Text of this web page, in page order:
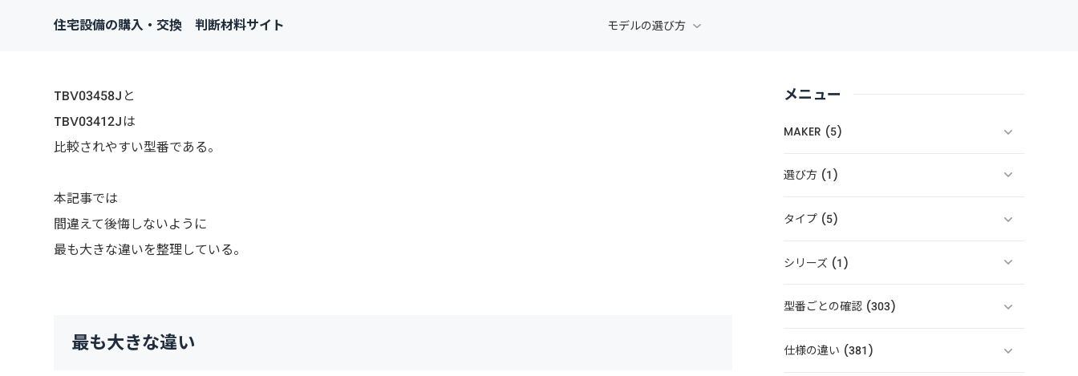
住宅設備の購入・交換 判断材料サイト モデルの選び方
TBV03458Jと
TBV03412Jは
比較されやすい型番である。
本記事では
間違えて後悔しないように
最も大きな違いを整理している。
最も大きな違い
メニュー
MAKER (5)
選び方 (1)
タイプ (5)
シリーズ (1)
型番ごとの確認 (303)
仕様の違い (381)